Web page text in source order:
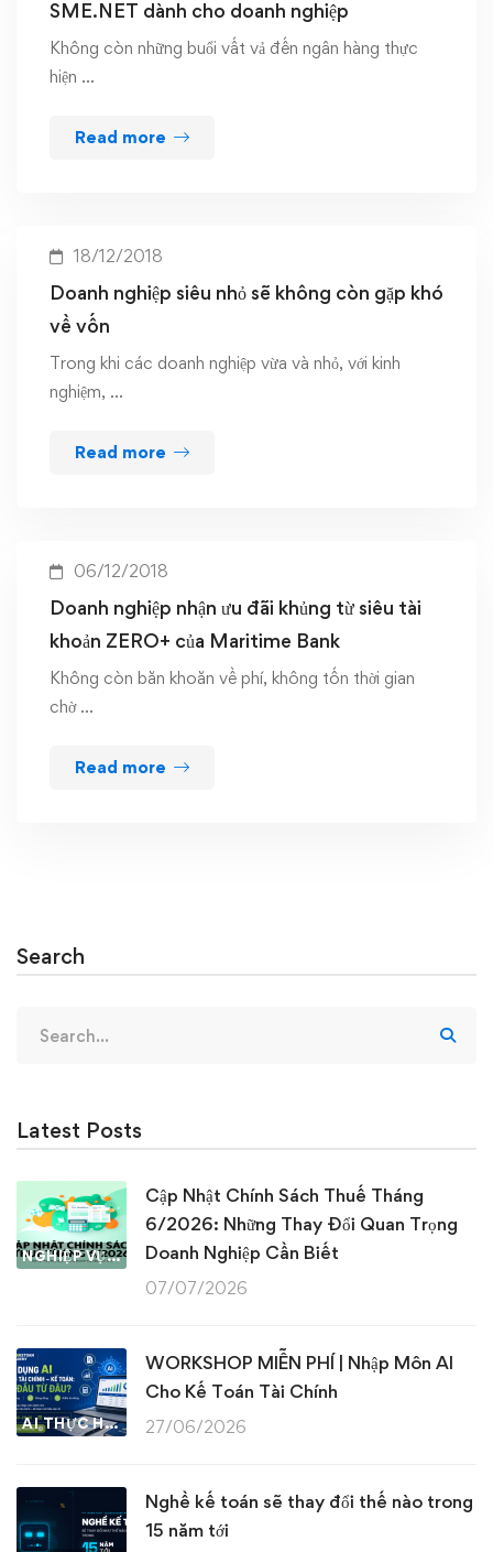
SME.NET dành cho doanh nghiệp
Không còn những buổi vất vả đến ngân hàng thực
hiện …
Read more
18/12/2018
Doanh nghiệp siêu nhỏ sẽ không còn gặp khó
về vốn
Trong khi các doanh nghiệp vừa và nhỏ, với kinh
nghiệm, …
Read more
06/12/2018
Doanh nghiệp nhận ưu đãi khủng từ siêu tài
khoản ZERO+ của Maritime Bank
Không còn băn khoăn về phí, không tốn thời gian
chờ …
Read more
Search
for:
Latest Posts
NGHIỆP VỤ KẾ TOÁN & THUẾ
Cập Nhật Chính Sách Thuế Tháng
6/2026: Những Thay Đổi Quan Trọng
Doanh Nghiệp Cần Biết
07/07/2026
AI THỰC HÀNH
WORKSHOP MIỄN PHÍ | Nhập Môn AI
Cho Kế Toán Tài Chính
27/06/2026
Nghề kế toán sẽ thay đổi thế nào trong
15 năm tới